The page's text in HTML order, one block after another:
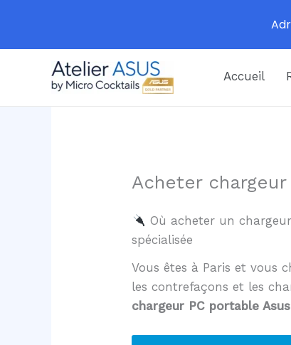
Accueil
Acheter
Où acheter un chargeur
spécialisée
Vous êtes à Paris et vous
les contrefaçons et les
chargeur PC portable